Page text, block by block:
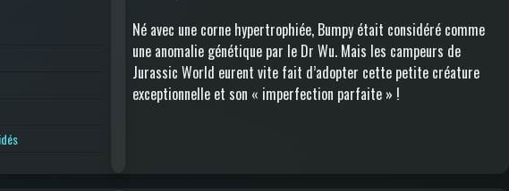
Né avec une corne hypertrophiée, Bumpy était considéré comme
une anomalie génétique par le Dr Wu. Mais les campeurs de
Jurassic World eurent vite fait d’adopter cette petite créature
exceptionnelle et son « imperfection parfaite » !